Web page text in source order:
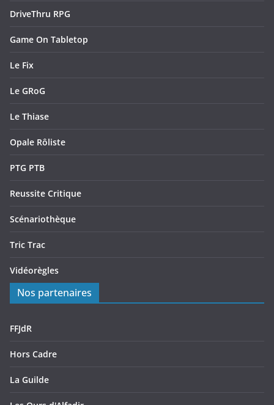
DriveThru RPG
Game On Tabletop
Le Fix
Le GRoG
Le Thiase
Opale Rôliste
PTG PTB
Reussite Critique
Scénariothèque
Tric Trac
Vidéorègles
Nos partenaires
FFJdR
Hors Cadre
La Guilde